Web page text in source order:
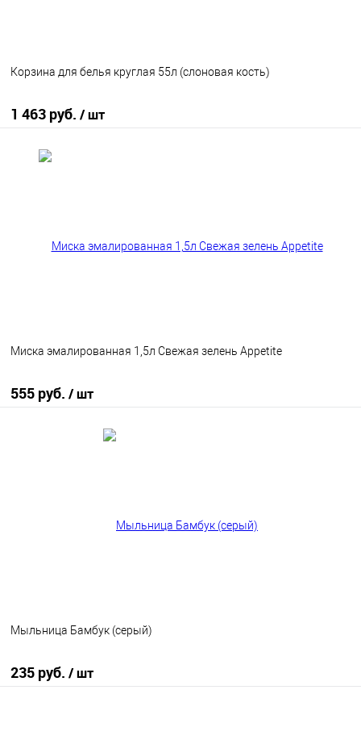
Корзина для белья круглая 55л (слоновая кость)
1 463 руб. / шт
Миска эмалированная 1,5л Свежая зелень Appetite
555 руб. / шт
Мыльница Бамбук (серый)
235 руб. / шт